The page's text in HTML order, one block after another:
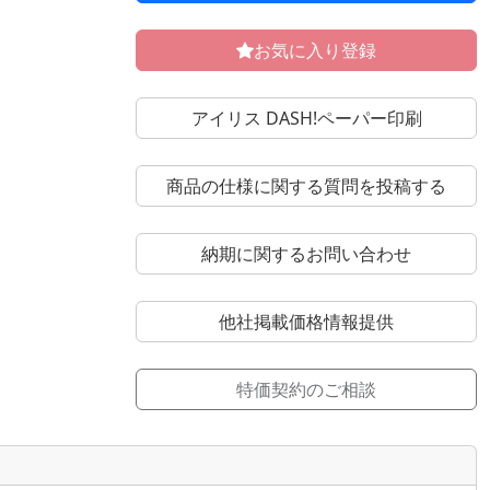
お気に入り登録
アイリス DASH!ペーパー印刷
商品の仕様に関する質問を投稿する
納期に関するお問い合わせ
他社掲載価格情報提供
特価契約のご相談